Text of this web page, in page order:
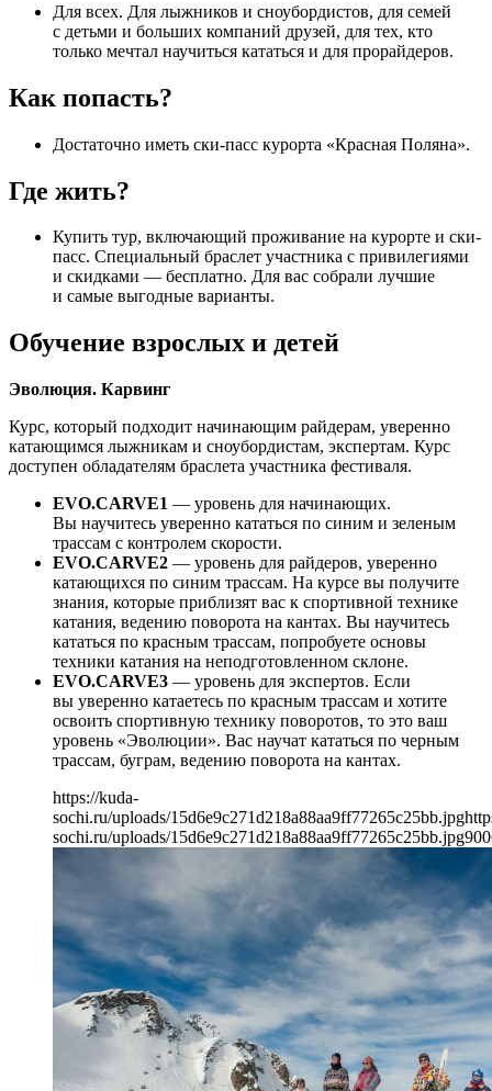
Для всех. Для лыжников и сноубордистов, для семей
с детьми и больших компаний друзей, для тех, кто
только мечтал научиться кататься и для прорайдеров.
Как попасть?
Достаточно иметь ски-пасс курорта «Красная Поляна».
Где жить?
Купить тур, включающий проживание на курорте и ски-
пасс. Специальный браслет участника с привилегиями
и скидками — бесплатно. Для вас собрали лучшие
и самые выгодные варианты.
Обучение взрослых и детей
Эволюция. Карвинг
Курс, который подходит начинающим райдерам, уверенно
катающимся лыжникам и сноубордистам, экспертам. Курс
доступен обладателям браслета участника фестиваля.
EVO.СARVE1 — уровень для начинающих.
Вы научитесь уверенно кататься по синим и зеленым
трассам с контролем скорости.
EVO.CARVE2 — уровень для райдеров, уверенно
катающихся по синим трассам. На курсе вы получите
знания, которые приблизят вас к спортивной технике
катания, ведению поворота на кантах. Вы научитесь
кататься по красным трассам, попробуете основы
техники катания на неподготовленном склоне.
EVO.CARVE3 — уровень для экспертов. Если
вы уверенно катаетесь по красным трассам и хотите
освоить спортивную технику поворотов, то это ваш
уровень «Эволюции». Вас научат кататься по черным
трассам, буграм, ведению поворота на кантах.
https://kuda-
sochi.ru/uploads/15d6e9c271d218a88aa9ff77265c25bb.jpg
sochi.ru/uploads/15d6e9c271d218a88aa9ff77265c25bb.jpg900